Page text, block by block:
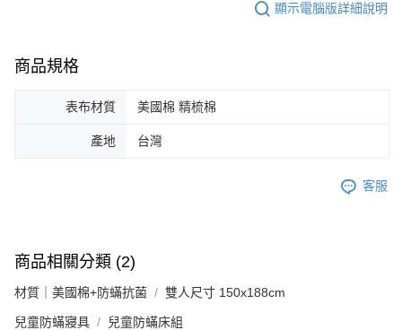
顯示電腦版詳細說明
商品規格
表布材質 美國棉 精梳棉
產地 台灣
客服
商品相關分類 (2)
材質｜美國棉+防蟎抗菌 雙人尺寸 150x188cm
兒童防蟎寢具 兒童防蟎床組